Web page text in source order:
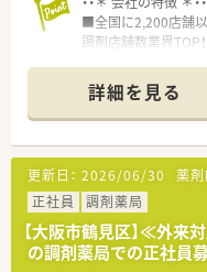
■全国に2,200店舗以
調剤店舗数業界TOP！
頑張り次第で高給与も
■経験や勤務コース
半スタートと業界
■職種や職域に合わ
修を用意されていま
■薬剤師が中心の会
種多様に用意されて
■店舗拡大に伴い、
トのポジションも増
■在宅や教育等の専
詳細を見る
更新日： 2026/06/30 薬剤
正社員
調剤薬局
【大阪市鶴見区】≪外来
の調剤薬局での正社員